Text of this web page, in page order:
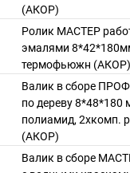
(АКОР)
Ролик МАСТЕР
эмалями
термофьюжн (АКОР)
Валик в сборе
по дереву 8*48*180
полиамид, 2хкомп.
(АКОР)
Валик в сборе